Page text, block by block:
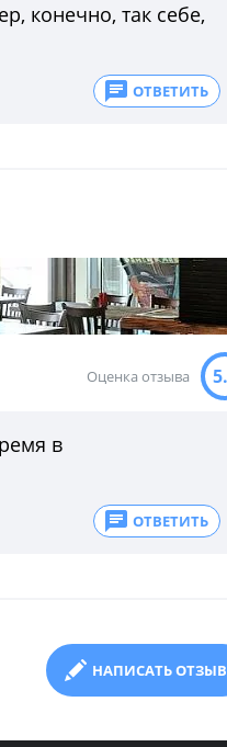
конечно, так себе,
ОТВЕТИТЬ
Оценка отзыва
в
ОТВЕТИТЬ
НАПИСАТЬ ОТЗЫВ